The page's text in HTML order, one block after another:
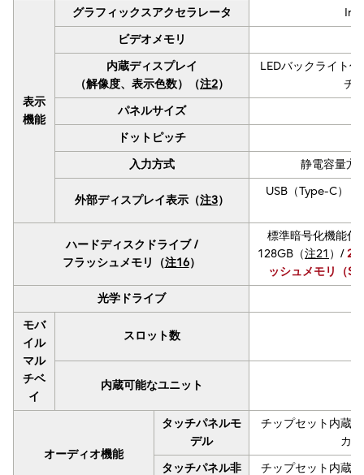
表示
機能
グラフィックスアクセラレータ
ビデオメモリ
内蔵ディスプレイ
（解像度、表示色数）（注2）
LEDバックライト
チ
パネルサイズ
ドットピッチ
入力方式
静電容量方
外部ディスプレイ表示（注3）
USB（Type-C）
ハードディスクドライブ /
フラッシュメモリ（注16）
標準暗号化機能付
128GB（注21 ）/
ッシュメモリ（
光学ドライブ
モバ
イル
マル
チベ
イ
スロット数
内蔵可能なユニット
オーディオ機能
タッチパネルモ
デル
チップセット内蔵
カ
タッチパネル非
チップセット内蔵